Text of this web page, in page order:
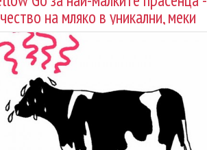
на мляко в уникални, меки